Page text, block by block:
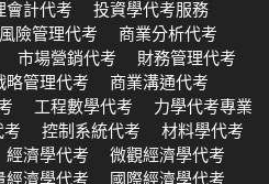
會計代考
投資學代考服務
風險管理代考
商業分析代考
市場營銷代考
財務管理代考
略管理代考
商業溝通代考
工程數學代考
力學代考專業
考 控制系統代考
材料學代考
經濟學代考
微觀經濟學代考
經濟學代考 國際經濟學代考